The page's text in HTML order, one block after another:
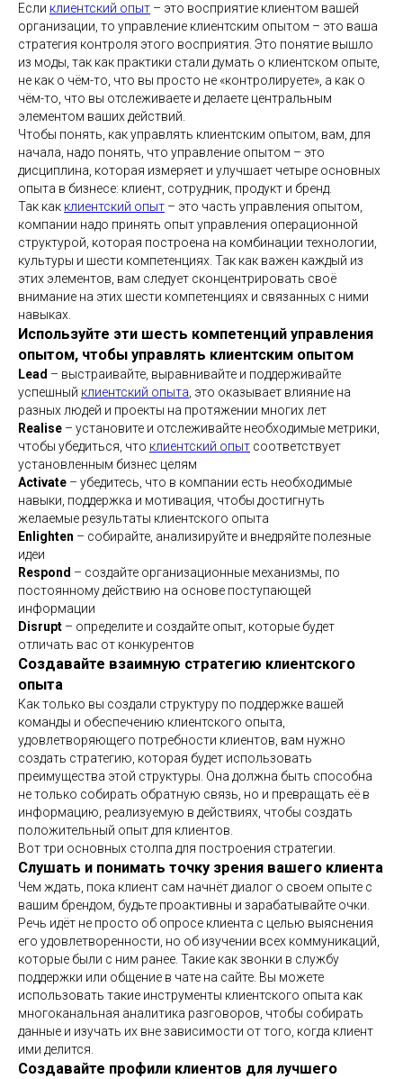
Если клиентский опыт – это восприятие клиентом вашей
организации, то управление клиентским опытом – это ваша
стратегия контроля этого восприятия. Это понятие вышло
из моды, так как практики стали думать о клиентском опыте,
не как о чём-то, что вы просто не «контролируете», а как о
чём-то, что вы отслеживаете и делаете центральным
элементом ваших действий.
Чтобы понять, как управлять клиентским опытом, вам, для
начала, надо понять, что управление опытом – это
дисциплина, которая измеряет и улучшает четыре основных
опыта в бизнесе: клиент, сотрудник, продукт и бренд.
Так как клиентский опыт – это часть управления опытом,
компании надо принять опыт управления операционной
структурой, которая построена на комбинации технологии,
культуры и шести компетенциях. Так как важен каждый из
этих элементов, вам следует сконцентрировать своё
внимание на этих шести компетенциях и связанных с ними
навыках.
Используйте эти шесть компетенций управления
опытом, чтобы управлять клиентским опытом
Lead – выстраивайте, выравнивайте и поддерживайте
успешный клиентский опыта , это оказывает влияние на
разных людей и проекты на протяжении многих лет
Realise – установите и отслеживайте необходимые метрики,
чтобы убедиться, что клиентский опыт соответствует
установленным бизнес целям
Activate – убедитесь, что в компании есть необходимые
навыки, поддержка и мотивация, чтобы достигнуть
желаемые результаты клиентского опыта
Enlighten – собирайте, анализируйте и внедряйте полезные
идеи
Respond – создайте организационные механизмы, по
постоянному действию на основе поступающей
информации
Disrupt – определите и создайте опыт, которые будет
отличать вас от конкурентов
Создавайте взаимную стратегию клиентского
опыта
Как только вы создали структуру по поддержке вашей
команды и обеспечению клиентского опыта,
удовлетворяющего потребности клиентов, вам нужно
создать стратегию, которая будет использовать
преимущества этой структуры. Она должна быть способна
не только собирать обратную связь, но и превращать её в
информацию, реализуемую в действиях, чтобы создать
положительный опыт для клиентов.
Вот три основных столпа для построения стратегии.
Слушать и понимать точку зрения вашего клиента
Чем ждать, пока клиент сам начнёт диалог о своем опыте с
вашим брендом, будьте проактивны и зарабатывайте очки.
Речь идёт не просто об опросе клиента с целью выяснения
его удовлетворенности, но об изучении всех коммуникаций,
которые были с ним ранее. Такие как звонки в службу
поддержки или общение в чате на сайте. Вы можете
использовать такие инструменты клиентского опыта как
многоканальная аналитика разговоров, чтобы собирать
данные и изучать их вне зависимости от того, когда клиент
ими делится.
Создавайте профили клиентов для лучшего